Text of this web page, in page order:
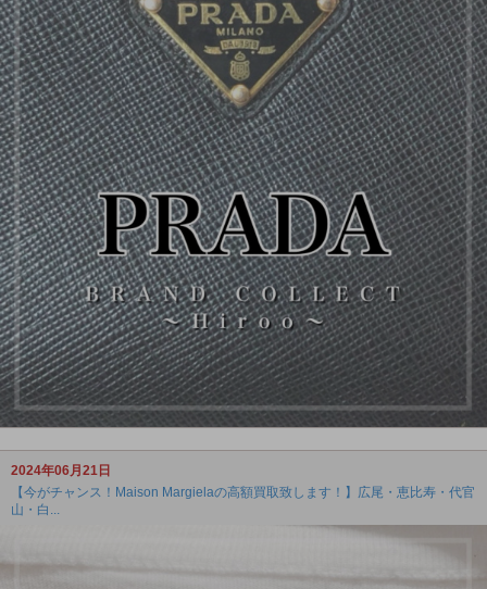
2024年06月21日
【今がチャンス！Maison Margielaの高額買取致します！】広尾・恵比寿・代官
山・白...